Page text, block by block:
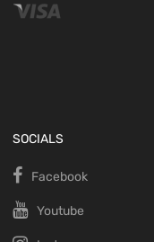
SOCIALS
Facebook
Youtube